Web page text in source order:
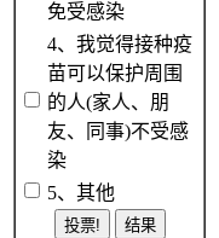
免受感染
4、我觉得接种疫
苗可以保护周围
的人(家人、朋
友、同事)不受感
染
5、其他